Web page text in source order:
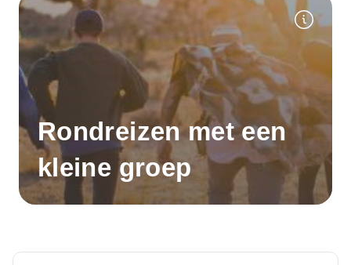
Rondreizen met een
kleine groep